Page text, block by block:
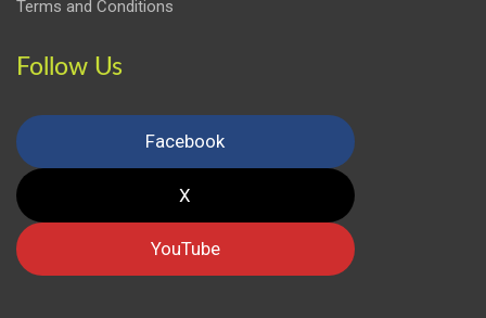
Terms and Conditions
Follow Us
Facebook
X
YouTube